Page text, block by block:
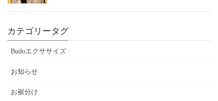
カテゴリータグ
Budoエクササイズ
お知らせ
お裾分け